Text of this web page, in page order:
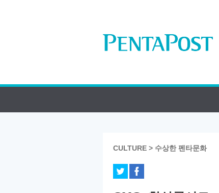
CULTURE > 수상한 펜타문화